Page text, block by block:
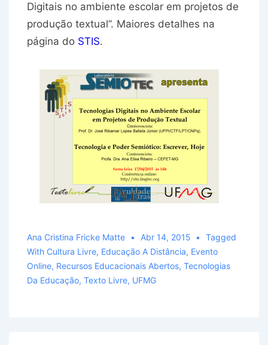
Digitais no ambiente escolar em projetos de
produção textual”. Maiores detalhes na
página do STIS.
Ana Cristina Fricke Matte Abr 14, 2015
Tagged
With Cultura Livre, Educação A Distância, Evento
Online, Recursos Educacionais Abertos, Tecnologias
Da Educação, Texto Livre, UFMG